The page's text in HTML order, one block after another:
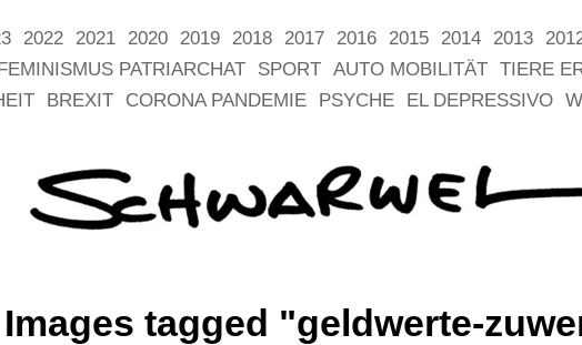
2022 2021 2020 2019 2018 2017 2016 2015 2014 2013
PATRIARCHAT SPORT AUTO MOBILITÄT TIERE
BREXIT CORONA PANDEMIE PSYCHE EL DEPRESSIVO
Images tagged "geldwerte-